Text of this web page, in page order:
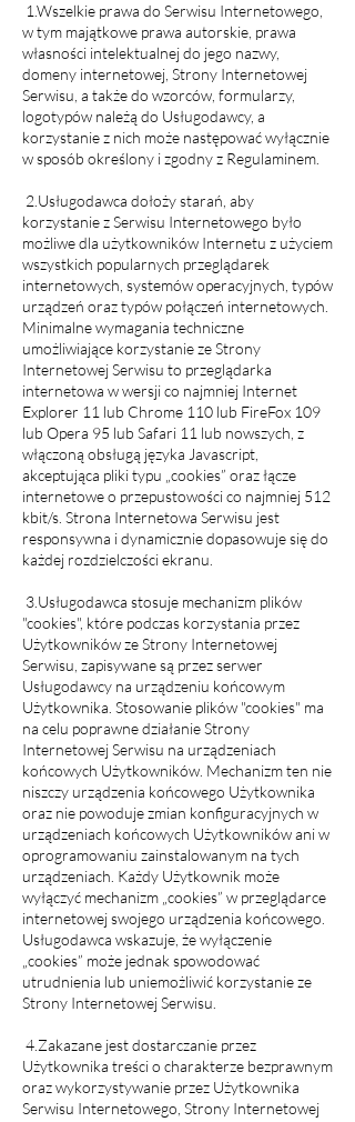
1.Wszelkie prawa do Serwisu Internetowego,
w tym majątkowe prawa autorskie, prawa
własności intelektualnej do jego nazwy,
domeny internetowej, Strony Internetowej
Serwisu, a także do wzorców, formularzy,
logotypów należą do Usługodawcy, a
korzystanie z nich może następować wyłącznie
w sposób określony i zgodny z Regulaminem.
2.Usługodawca dołoży starań, aby
korzystanie z Serwisu Internetowego było
możliwe dla użytkowników Internetu z użyciem
wszystkich popularnych przeglądarek
internetowych, systemów operacyjnych, typów
urządzeń oraz typów połączeń internetowych.
Minimalne wymagania techniczne
umożliwiające korzystanie ze Strony
Internetowej Serwisu to przeglądarka
internetowa w wersji co najmniej Internet
Explorer 11 lub Chrome 110 lub FireFox 109
lub Opera 95 lub Safari 11 lub nowszych, z
włączoną obsługą języka Javascript,
akceptująca pliki typu „cookies” oraz łącze
internetowe o przepustowości co najmniej 512
kbit/s. Strona Internetowa Serwisu jest
responsywna i dynamicznie dopasowuje się do
każdej rozdzielczości ekranu.
3.Usługodawca stosuje mechanizm plików
"cookies", które podczas korzystania przez
Użytkowników ze Strony Internetowej
Serwisu, zapisywane są przez serwer
Usługodawcy na urządzeniu końcowym
Użytkownika. Stosowanie plików "cookies" ma
na celu poprawne działanie Strony
Internetowej Serwisu na urządzeniach
końcowych Użytkowników. Mechanizm ten nie
niszczy urządzenia końcowego Użytkownika
oraz nie powoduje zmian konfiguracyjnych w
urządzeniach końcowych Użytkowników ani w
oprogramowaniu zainstalowanym na tych
urządzeniach. Każdy Użytkownik może
wyłączyć mechanizm „cookies” w przeglądarce
internetowej swojego urządzenia końcowego.
Usługodawca wskazuje, że wyłączenie
„cookies” może jednak spowodować
utrudnienia lub uniemożliwić korzystanie ze
Strony Internetowej Serwisu.
4.Zakazane jest dostarczanie przez
Użytkownika treści o charakterze bezprawnym
oraz wykorzystywanie przez Użytkownika
Serwisu Internetowego, Strony Internetowej